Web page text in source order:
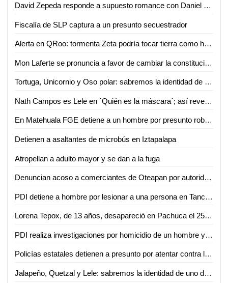
David Zepeda responde a supuesto romance con Daniel Urquiza
Fiscalía de SLP captura a un presunto secuestrador
Alerta en QRoo: tormenta Zeta podría tocar tierra como huracán
Mon Laferte se pronuncia a favor de cambiar la constitución en Chile; así acudió a votar
Tortuga, Unicornio y Oso polar: sabremos la identidad de uno de ellos en ´Quién es la máscara´
Nath Campos es Lele en ´Quién es la máscara´; así reveló su identidad (VIDEO)
En Matehuala FGE detiene a un hombre por presunto robo calificado
Detienen a asaltantes de microbús en Iztapalapa
Atropellan a adulto mayor y se dan a la fuga
Denuncian acoso a comerciantes de Oteapan por autoridades de Chinameca
PDI detiene a hombre por lesionar a una persona en Tancanhuitz
Lorena Tepox, de 13 años, desapareció en Pachuca el 25 de octubre
PDI realiza investigaciones por homicidio de un hombre y dos lesionados en Juan Pablo SLP
Policías estatales detienen a presunto por atentar contra la seguridad de tránsito
Jalapeño, Quetzal y Lele: sabremos la identidad de uno de ellos en ´Quién es la máscara´